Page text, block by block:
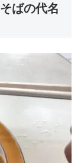
ばの代名